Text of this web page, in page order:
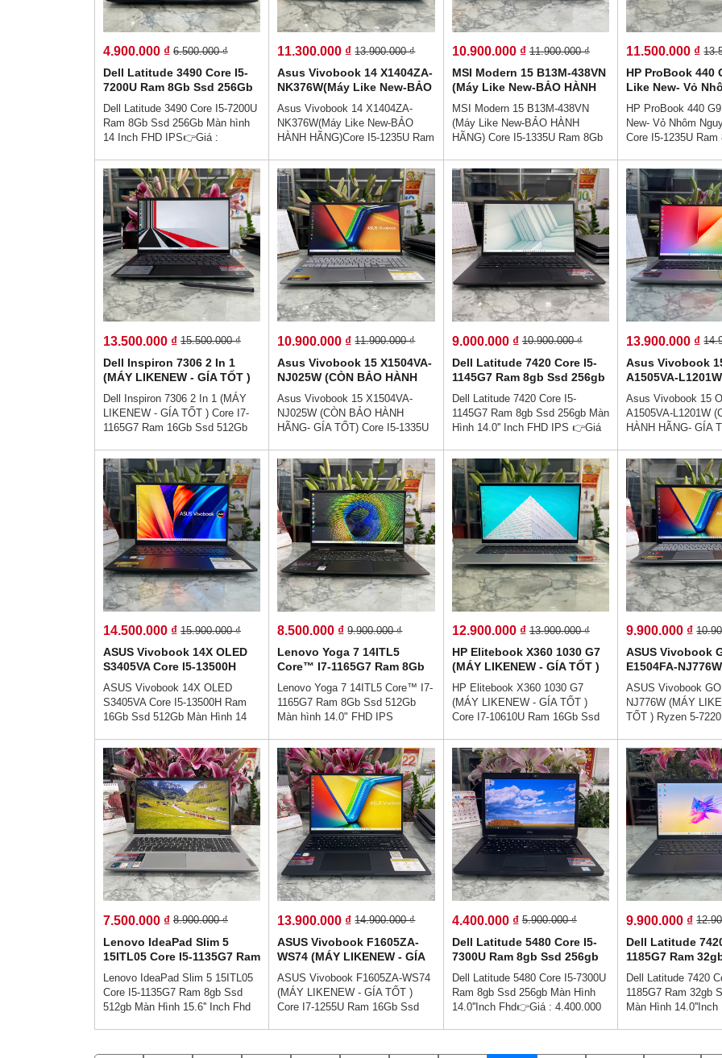
4.900.000 ₫ 6.500.000 ₫
Dell Latitude 3490 Core I5-
7200U Ram 8Gb Ssd 256Gb
Màn hình 14 Inch FHD IPS
Dell Latitude 3490 Core I5-7200U
Ram 8Gb Ssd 256Gb Màn hình
14 Inch FHD IPS👉Giá :
Không Cần Trả Trước👉Trả Góp
Dễ Dàng Bằng Căn Cước Công
Dân (Không Gọi Người Thân)💻
💥👉Thiết kế sang trọng cao cấp
- , Hợp với nhân viên văn phòng
- hiệu năng hoàn hảo - Sẵn sàng
cho làm việc từ xa - Hiệu suất
làm việc cực cao.
11.300.000 ₫ 13.900.000 ₫
Asus Vivobook 14 X1404ZA-
NK376W(Máy Like New-BẢO
HÀNH HÃNG)Core I5-1235U
Ram 16Gb Ssd 512Gb Màn
Hình 14.0''Inch Fhd IPS
Asus Vivobook 14 X1404ZA-
NK376W(Máy Like New-BẢO
HÀNH HÃNG)Core I5-1235U Ram
14.0''Inch Fhd IPS👉Giá :
11.300.000 vnđ💵💯Trả Góp
Không Cần Trả Trước👉Trả Góp
Dễ Dàng Bằng Căn Cước Công
Dân (Không Gọi Người Thân)💻
💥👉Thiết kế sang trọng cao cấp
- , Hợp với nhân viên văn phòng
- hiệu năng hoàn hảo - Sẵn sàng
cho làm việc từ xa - Hiệu suất
làm việc cực cao.
10.900.000 ₫ 11.900.000 ₫
MSI Modern 15 B13M-438VN
(Máy Like New-BẢO HÀNH
HÃNG) Core I5-1335U Ram
8Gb Ssd 512Gb Màn Hình
15.6 Inch Fhd IPS
MSI Modern 15 B13M-438VN
(Máy Like New-BẢO HÀNH
HÃNG) Core I5-1335U Ram 8Gb
Fhd IPS 👉Giá : 10.900.000 vnđ
💵💯Trả GÓP 0% Lãi Suất - Độc
Quyền👉Trả Góp Ko Cần Trả
Trước👉Đủ 18 Tuổi Trả Góp
Bằng Căn Cước Công Dân (Ko
Gọi Người Thân)💥MSI Modern
15 Thiết kế sang trọng trên mọi
đường nét - Hiệu năng mạnh mẻ
trên mọi tác vụ - Màn hình sắc
nét - Âm thanh to rõ sống động.
11.500.000 ₫
HP ProBook 440
Like New- Vỏ
Khối ) Core I5-
8Gb Ssd 512Gb
14.0 Inch Full HD
HP ProBook 440
New- Vỏ Nhôm
Core I5-1235U Ram
HD IPS👉Giá :
💯Trả Góp Không
👉Trả Góp Dễ
Cước Công Dân
Người
trọng cao cấp - ,
viên văn phòng -
hảo - Sẵn sàng
xa - Hiệu suất làm
13.500.000 ₫ 15.500.000 ₫
Dell Inspiron 7306 2 In 1
(MÁY LIKENEW - GÍA TỐT )
Core I7-1165G7 Ram 16Gb
Ssd 512Gb Màn Hình 13.3
Inch 4K UHD Touch Xoay
Gập 360º
Dell Inspiron 7306 2 In 1 (MÁY
LIKENEW - GÍA TỐT ) Core I7-
1165G7 Ram 16Gb Ssd 512Gb
Touch Xoay Gập 360º👉Giá :
13.500.000 vnđ💵💯Trả Góp
Không Cần Trả Trước👉Trả Góp
Dễ Dàng Bằng Căn Cước Công
Dân (Không Gọi Người Thân)💻
💥👉Thiết kế sang trọng cao cấp
- , Hợp với nhân viên văn phòng
- hiệu năng hoàn hảo - Sẵn sàng
cho làm việc từ xa - Hiệu suất
làm việc cực cao.
10.900.000 ₫ 11.900.000 ₫
Asus Vivobook 15 X1504VA-
NJ025W (CÒN BẢO HÀNH
HÃNG- GÍA TỐT) Core I5-
1335U Ram 8Gb Ssd 512Gb
Màn Hình 15.6''Inch Fhd IPS
Asus Vivobook 15 X1504VA-
NJ025W (CÒN BẢO HÀNH
HÃNG- GÍA TỐT) Core I5-1335U
15.6''Inch Fhd IPS👉Giá :
10.900.000 vnđ💵💯Trả Góp
Không Cần Trả Trước👉Trả Góp
Dễ Dàng Bằng Căn Cước Công
Dân (Không Gọi Người Thân)💻
💥👉Thiết kế sang trọng cao cấp
- , Hợp với nhân viên văn phòng
- hiệu năng hoàn hảo - Sẵn sàng
cho làm việc từ xa - Hiệu suất
làm việc cực cao.
9.000.000 ₫ 10.900.000 ₫
Dell Latitude 7420 Core I5-
1145G7 Ram 8gb Ssd 256gb
Màn Hình 14.0'' Inch FHD
IPS
Dell Latitude 7420 Core I5-
1145G7 Ram 8gb Ssd 256gb Màn
Hình 14.0'' Inch FHD IPS 👉Giá
Cần Trả Trước👉Trả Góp 0% Dễ
Dàng👍Dell Latitude 7420 chiếc
máy với thiết kế sang trọng.
Laptop mini nhỏ gọn hiệu năng
cao, bền bỉ và pin cực lâu,Làm
việc và giải trí không giật lag,
cho trải nghiệm người dùng ở
mức tuyệt vời..
13.900.000 ₫
Asus Vivobook
A1505VA-
HÀNH HÃNG-
I9-13900H Ram
512Gb Màn Hình
Fhd IPS
Asus Vivobook 15
A1505VA-L1201W
HÀNH HÃNG- GÍA
Màn Hình
Giá : 13.900.000
Không Cần Trả
Dễ Dàng Bằng Căn
Dân (Không Gọi
💥👉Thiết kế sang
- , Hợp với nhân
- hiệu năng hoàn
cho làm việc từ xa
làm việc cực cao.
14.500.000 ₫ 15.900.000 ₫
ASUS Vivobook 14X OLED
S3405VA Core I5-13500H
Ram 16Gb Ssd 512Gb Màn
Hình 14 Inch 2.8K OLED
ASUS Vivobook 14X OLED
S3405VA Core I5-13500H Ram
16Gb Ssd 512Gb Màn Hình 14
14.500.000 vnđ💵💯Trả Góp
Không Cần Trả Trước👉Trả Góp
Dễ Dàng Bằng Căn Cước Công
Dân (Không Gọi Người Thân)💻
Thiết kế sang trọng cao cấp - ,
Hợp với nhân viên văn phòng -
hiệu năng hoàn hảo - Sẵn sàng
cho làm việc từ xa - Hiệu suất
làm việc cực cao.
8.500.000 ₫ 9.900.000 ₫
Lenovo Yoga 7 14ITL5
Core™ I7-1165G7 Ram 8Gb
Ssd 512Gb Màn hình 14.0"
FHD IPS TouchScreen Xoay
Gập 360º
Lenovo Yoga 7 14ITL5 Core™ I7-
1165G7 Ram 8Gb Ssd 512Gb
Màn hình 14.0" FHD IPS
Giá : 8.500.000 vnđ💵💯Trả Góp
Không Cần Trả Trước👉Trả Góp
Dễ Dàng Bằng Căn Cước Công
Dân (Không Gọi Người Thân)💻
💥👉Thiết kế sang trọng cao cấp
- , Hợp với nhân viên văn phòng
- hiệu năng hoàn hảo - Sẵn sàng
cho làm việc từ xa - Hiệu suất
làm việc cực cao.
12.900.000 ₫ 13.900.000 ₫
HP Elitebook X360 1030 G7
(MÁY LIKENEW - GÍA TỐT )
Core I7-10610U Ram 16Gb
Ssd 256Gb Màn Hình 13.3″
TouchScreen Xoay Gập 360º
HP Elitebook X360 1030 G7
(MÁY LIKENEW - GÍA TỐT )
Core I7-10610U Ram 16Gb Ssd
TouchScreen Xoay Gập 360º👉
Giá : 12.900.000 vnđ💵💯Trả Góp
Không Cần Trả Trước👉Trả Góp
Dễ Dàng Bằng Căn Cước Công
Dân (Không Gọi Người Thân)💻
💥👉Thiết kế sang trọng cao cấp
- , Hợp với nhân viên văn phòng
- hiệu năng hoàn hảo - Sẵn sàng
cho làm việc từ xa - Hiệu suất
làm việc cực cao.
9.900.000 ₫
ASUS Vivobook
E1504FA-
LIKENEW - GÍA
5-7220U Ram
512Gb Màn Hình
Fhd IPS
ASUS Vivobook
NJ776W (MÁY
TỐT ) Ryzen 5-
Fhd IPS👉Giá :
💯Trả Góp Không
👉Trả Góp Dễ
Cước Công Dân
Người
trọng cao cấp - ,
viên văn phòng -
hảo - Sẵn sàng cho
xa - Hiệu suất làm
7.500.000 ₫ 8.900.000 ₫
Lenovo IdeaPad Slim 5
15ITL05 Core I5-1135G7 Ram
8gb Ssd 512gb Màn Hình
15.6'' Inch Fhd IPS
Lenovo IdeaPad Slim 5 15ITL05
Core I5-1135G7 Ram 8gb Ssd
512gb Màn Hình 15.6'' Inch Fhd
13.900.000 ₫ 14.900.000 ₫
ASUS Vivobook F1605ZA-
WS74 (MÁY LIKENEW - GÍA
TỐT ) Core I7-1255U Ram
16Gb Ssd 512Gb Màn Hình
16.0''Inch FHD+ IPS
ASUS Vivobook F1605ZA-WS74
(MÁY LIKENEW - GÍA TỐT )
Core I7-1255U Ram 16Gb Ssd
4.400.000 ₫ 5.900.000 ₫
Dell Latitude 5480 Core I5-
7300U Ram 8gb Ssd 256gb
Màn Hình 14.0''Inch Fhd
Dell Latitude 5480 Core I5-7300U
Ram 8gb Ssd 256gb Màn Hình
14.0''Inch Fhd👉Giá : 4.400.000
9.900.000 ₫
Dell Latitude
1185G7 Ram
256gb Màn Hình
Fhd IPS
Dell Latitude 7420
1185G7 Ram 32gb
Màn Hình